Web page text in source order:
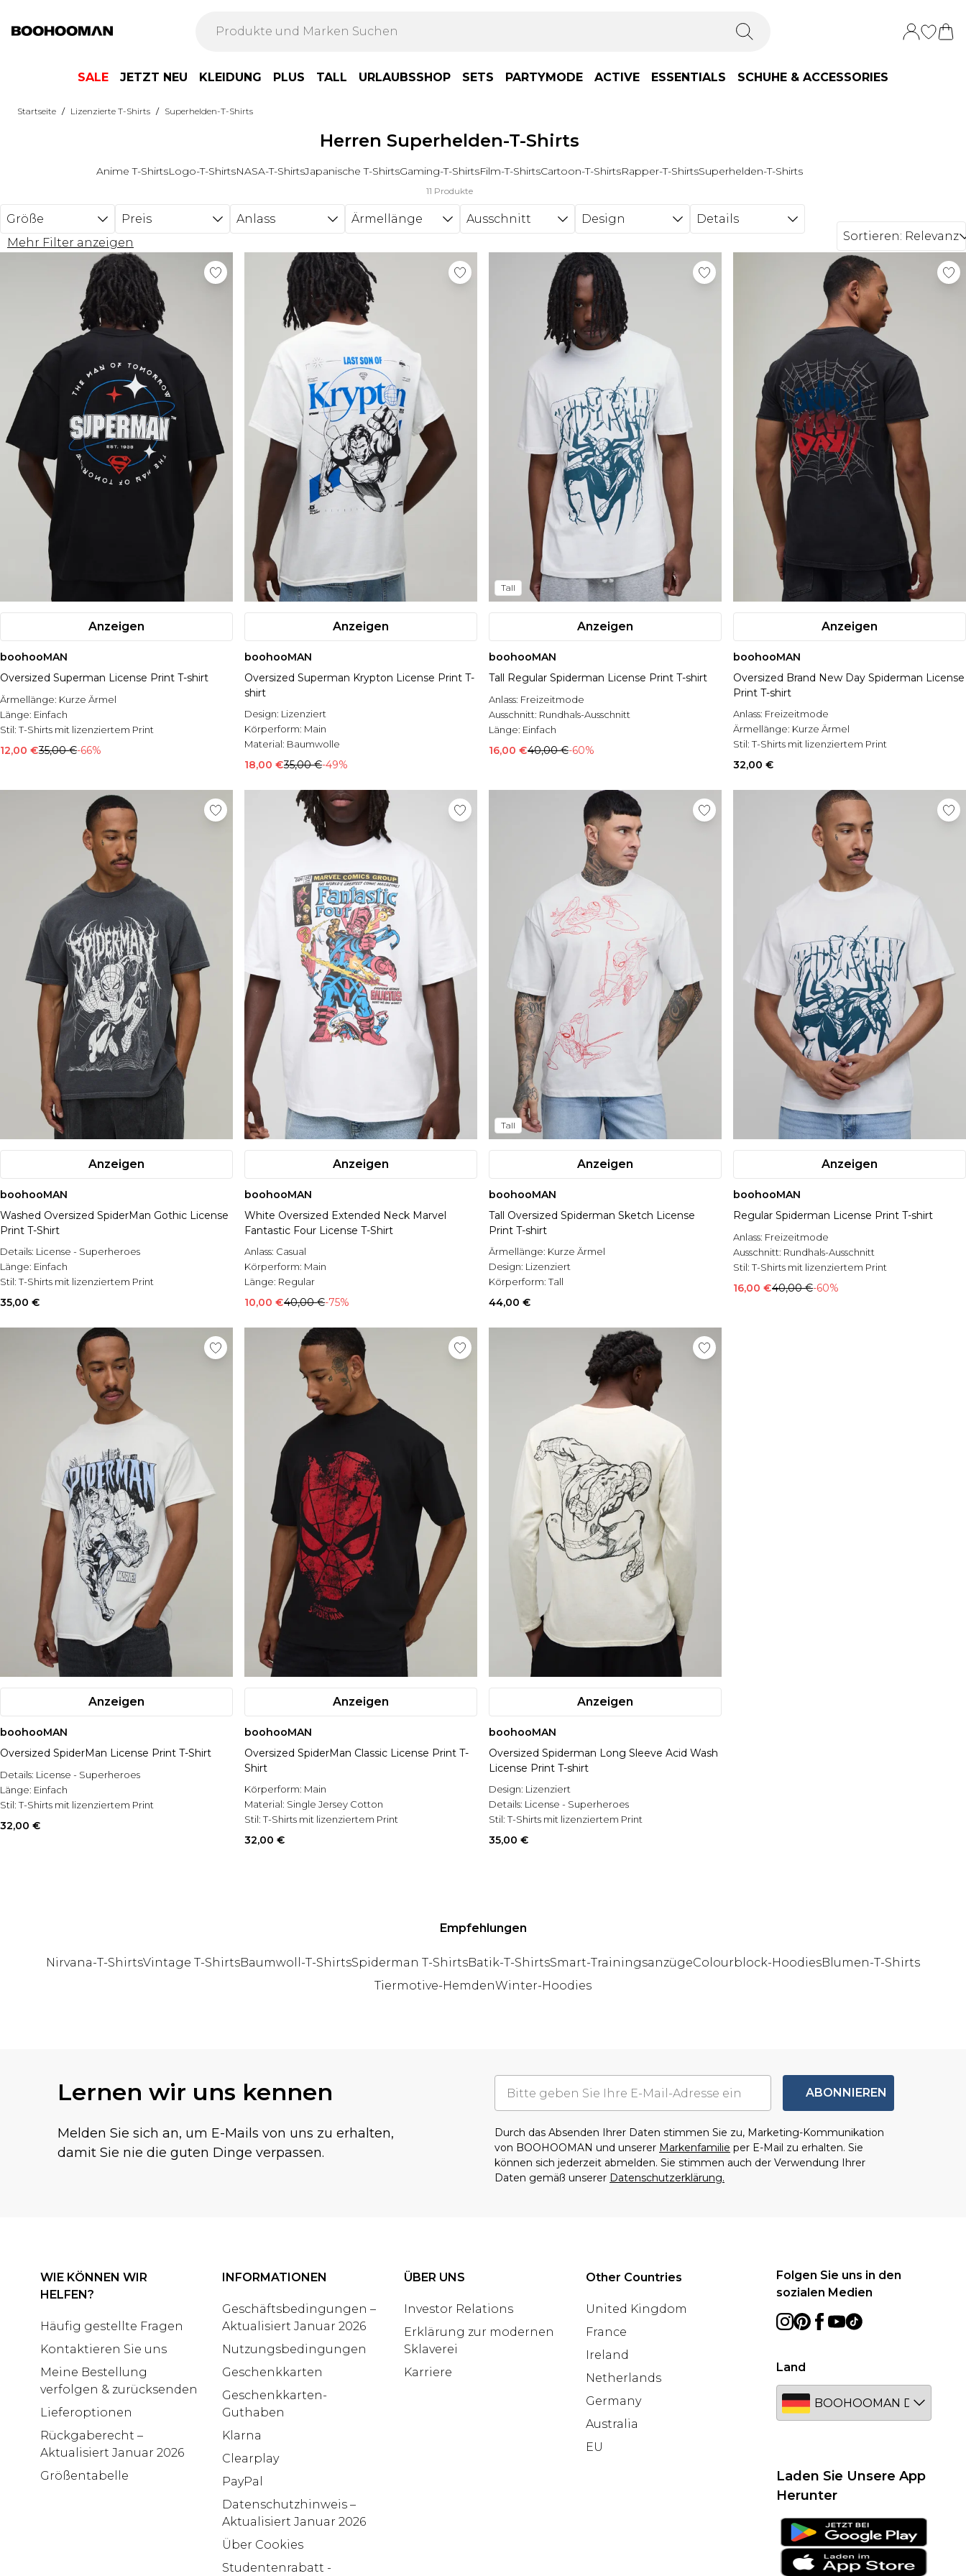
SALE JETZT NEU KLEIDUNG PLUS TALL URLAUBSSHOP SETS PARTYMODE ACTIVE ESSENTIALS SCHUHE & ACCESSORIES
Startseite / Lizenzierte T-Shirts / Superhelden-T-Shirts
Herren Superhelden-T-Shirts
Anime T-ShirtsLogo-T-ShirtsNASA-T-ShirtsJapanische T-ShirtsGaming-T-ShirtsFilm-T-ShirtsCartoon-T-ShirtsRapper-T-ShirtsSuperhelden-T-Shirts
11 Produkte
Größe Preis Anlass Ärmellänge Ausschnitt Design
Details
Mehr Filter anzeigen
Sortieren: Relevanz
Anzeigen
boohooMAN
Oversized Superman License Print T-shirt
Ärmellänge: Kurze Ärmel
Länge: Einfach
Stil:T-Shirts mit lizenziertem Print
12,00 €35,00 €-66%
Anzeigen
boohooMAN
Oversized Superman Krypton License Print T-
shirt
Design: Lizenziert
Körperform: Main
Material: Baumwolle
18,00 €35,00 €-49%
Tall
Anzeigen
boohooMAN
Tall Regular Spiderman License Print T-shirt
Anlass: Freizeitmode
Ausschnitt: Rundhals-Ausschnitt
Länge: Einfach
16,00 €40,00 €-60%
Anzeigen
boohooMAN
Oversized Brand New Day Spiderman License
Print T-shirt
Anlass: Freizeitmode
Ärmellänge: Kurze Ärmel
Stil:T-Shirts mit lizenziertem Print
32,00 €
Anzeigen
boohooMAN
Washed Oversized SpiderMan Gothic License
Print T-Shirt
Details: License - Superheroes
Länge: Einfach
Stil:T-Shirts mit lizenziertem Print
35,00 €
Anzeigen
boohooMAN
White Oversized Extended Neck Marvel
Fantastic Four License T-Shirt
Anlass: Casual
Körperform: Main
Länge: Regular
10,00 €40,00 €-75%
Tall
Anzeigen
boohooMAN
Tall Oversized Spiderman Sketch License
Print T-shirt
Ärmellänge: Kurze Ärmel
Design: Lizenziert
Körperform:Tall
44,00 €
Anzeigen
boohooMAN
Regular Spiderman License Print T-shirt
Anlass: Freizeitmode
Ausschnitt: Rundhals-Ausschnitt
Stil:T-Shirts mit lizenziertem Print
16,00 €40,00 €-60%
Anzeigen
boohooMAN
Oversized SpiderMan License Print T-Shirt
Details: License - Superheroes
Länge: Einfach
Stil:T-Shirts mit lizenziertem Print
32,00 €
Anzeigen
boohooMAN
Oversized SpiderMan Classic License Print T-
Shirt
Körperform: Main
Material: Single Jersey Cotton
Stil:T-Shirts mit lizenziertem Print
32,00 €
Anzeigen
boohooMAN
Oversized Spiderman Long Sleeve Acid Wash
License Print T-shirt
Design: Lizenziert
Details: License - Superheroes
Stil:T-Shirts mit lizenziertem Print
35,00 €
Empfehlungen
Nirvana-T-ShirtsVintage T-ShirtsBaumwoll-T-ShirtsSpiderman T-ShirtsBatik-T-ShirtsSmart-TrainingsanzügeColourblock-HoodiesBlumen-T-Shirts
Tiermotive-HemdenWinter-Hoodies
Lernen wir uns kennen
Melden Sie sich an, um E-Mails von uns zu erhalten,
damit Sie nie die guten Dinge verpassen.
ABONNIEREN
Durch das Absenden Ihrer Daten stimmen Sie zu, Marketing-Kommunikation
von BOOHOOMAN und unserer Markenfamilie per E-Mail zu erhalten. Sie
können sich jederzeit abmelden. Sie stimmen auch der Verwendung Ihrer
Daten gemäß unserer Datenschutzerklärung.
WIE KÖNNEN WIR
HELFEN?
Häufig gestellte Fragen
Kontaktieren Sie uns
Meine Bestellung
verfolgen & zurücksenden
Lieferoptionen
Rückgaberecht –
Aktualisiert Januar 2026
Größentabelle
INFORMATIONEN
Geschäftsbedingungen –
Aktualisiert Januar 2026
Nutzungsbedingungen
Geschenkkarten
Geschenkkarten-
Guthaben
Klarna
Clearplay
PayPal
Datenschutzhinweis –
Aktualisiert Januar 2026
Über Cookies
Studentenrabatt -
ÜBER UNS
Investor Relations
Erklärung zur modernen
Sklaverei
Karriere
Other Countries
United Kingdom
France
Ireland
Netherlands
Germany
Australia
EU
Land
Folgen Sie uns in den
sozialen Medien
Laden Sie Unsere App
Herunter